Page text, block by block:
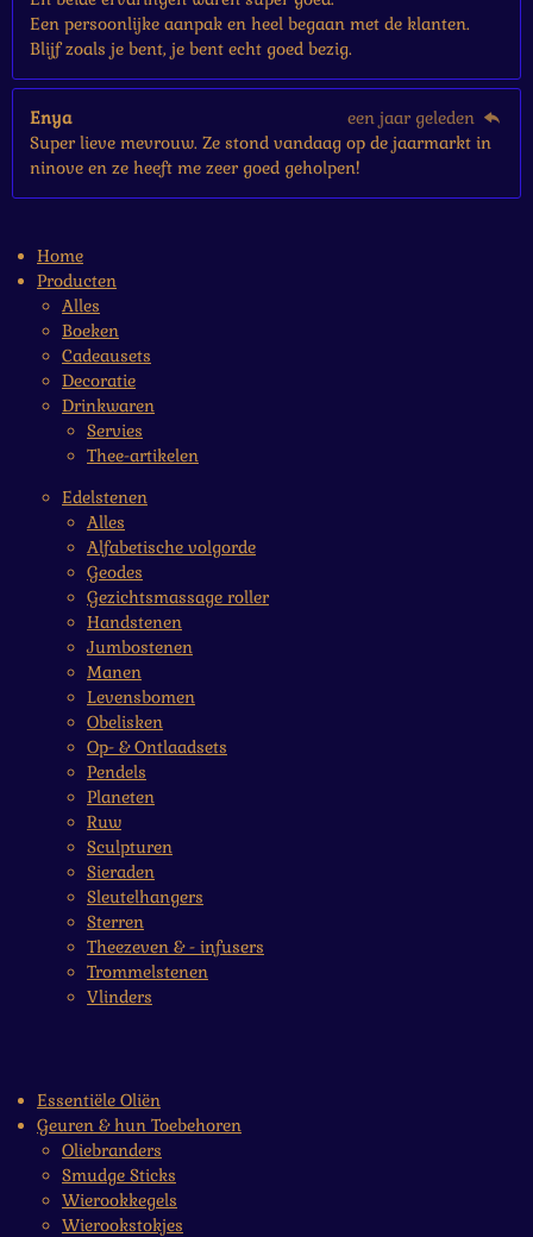
Een persoonlijke aanpak en heel begaan met de klanten.
Blijf zoals je bent, je bent echt goed bezig.
Enya
een jaar geleden
Super lieve mevrouw. Ze stond vandaag op de jaarmarkt in
ninove en ze heeft me zeer goed geholpen!
Home
Producten
Alles
Boeken
Cadeausets
Decoratie
Drinkwaren
Servies
Thee-artikelen
Edelstenen
Alles
Alfabetische volgorde
Geodes
Gezichtsmassage roller
Handstenen
Jumbostenen
Manen
Levensbomen
Obelisken
Op- & Ontlaadsets
Pendels
Planeten
Ruw
Sculpturen
Sieraden
Sleutelhangers
Sterren
Theezeven & - infusers
Trommelstenen
Vlinders
Essentiële Oliën
Geuren & hun Toebehoren
Oliebranders
Smudge Sticks
Wierookkegels
Wierookstokjes